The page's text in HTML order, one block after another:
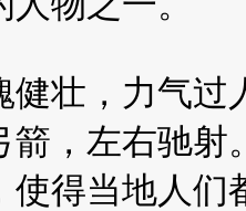
健壮，力气过
箭，左右驰射
使得当地人们